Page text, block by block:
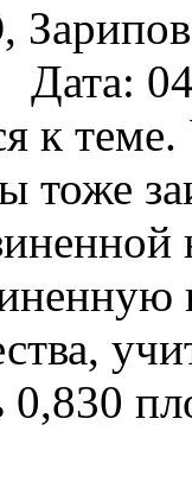
к теме.
0,830